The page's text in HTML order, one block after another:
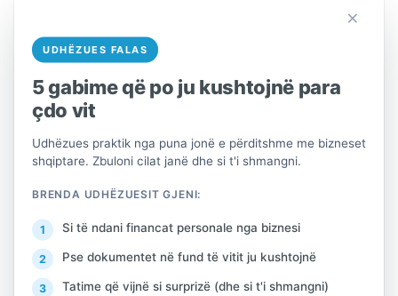
mënyrë të barabartë nga të gjithë.
Administrata Tatimore është në shërbim
të tatimpaguesve për çdo sqarim apo
asistencë që mund të kenë nevojë dhe nxit
përfshirjen e publikut për të denoncuar
çdo rast të konstatuar të shkeljes së ligjeve
tatimore, apo parregullsive të ndryshme.
Në numrin e telefonit 0800 14 14 (
×
UDHËZUES FALAS
5 gabime që po ju kushtojnë para
çdo vit
Udhëzues praktik nga puna jonë e përditshme me bizneset
shqiptare. Zbuloni cilat janë dhe si t'i shmangni.
BRENDA UDHËZUESIT GJENI:
Si të ndani financat personale nga biznesi
Pse dokumentet në fund të vitit ju kushtojnë
Tatime që vijnë si surprizë (dhe si t'i shmangni)